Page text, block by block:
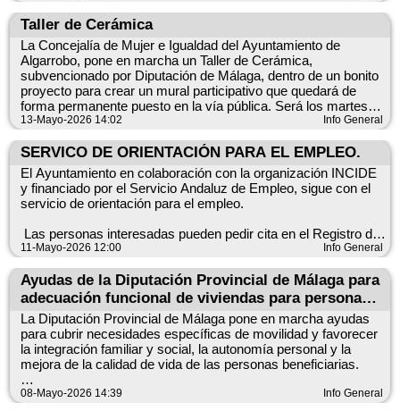
ESCUELA DE VERANO 2026 – CEIP ENRIQUE RAMOS
(MEZQUITILLA)
Horario de 8:00h a 14:00h
Mes: 130€ | Quincena: 70€
Precio especial con carné:
Mes 80€ | Quincena 55€
Inscripciones desde mayo
WhatsApp: 667 524 564
mayo de 2026, pudiendo presentarlas en los registros físicos
del ayuntamiento y la tenencia de alcaldía de Algarrobo Costa
o en la sede electrónica municipal.
Taller de Cerámica
La Concejalía de Mujer e Igualdad del Ayuntamiento de
Algarrobo, pone en marcha un Taller de Cerámica,
subvencionado por Diputación de Málaga, dentro de un bonito
proyecto para crear un mural participativo que quedará de
forma permanente puesto en la vía pública. Será los martes
por la tarde y empezamos ya el martes 19 de mayo, a las
Algarrobo. ¿Te apuntas?
Inscripciones: en el Registro General del Ayuntamiento,
Tenencia de Alcaldía o por teléfono al número 607662082.
13-Mayo-2026 14:02 Info General
SERVICO DE ORIENTACIÓN PARA EL EMPLEO.
El Ayuntamiento en colaboración con la organización INCIDE
y financiado por el Servicio Andaluz de Empleo, sigue con el
servicio de orientación para el empleo.
Las personas interesadas pueden pedir cita en el Registro del
Ayuntamiento o en el de la Tenencia de Alcaldía de Algarrobo-
952511167 (Tenencia de Alcaldía).
En Algarrobo Costa, el 22 de mayo.
En Algarrobo, el 15 y 29 de mayo.
Algarrobo a 11de mayo de 2026.
11-Mayo-2026 12:00 Info General
Ayudas de la Diputación Provincial de Málaga para
adecuación funcional de viviendas para personas
con discapacidad o mayores de 65 años,
convocatoria 2026
La Diputación Provincial de Málaga pone en marcha ayudas
para cubrir necesidades específicas de movilidad y favorecer
la integración familiar y social, la autonomía personal y la
mejora de la calidad de vida de las personas beneficiarias.
Gastos subvencionables:
08-Mayo-2026 14:39 Info General